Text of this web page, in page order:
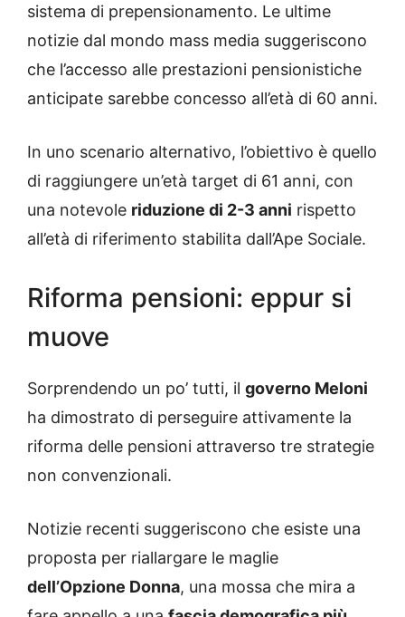
sistema di prepensionamento. Le ultime
notizie dal mondo mass media suggeriscono
che l’accesso alle prestazioni pensionistiche
anticipate sarebbe concesso all’età di 60 anni.
In uno scenario alternativo, l’obiettivo è quello
di raggiungere un’età target di 61 anni, con
una notevole riduzione di 2-3 anni rispetto
all’età di riferimento stabilita dall’Ape Sociale.
Riforma pensioni: eppur si
muove
Sorprendendo un po’ tutti, il governo Meloni
ha dimostrato di perseguire attivamente la
riforma delle pensioni attraverso tre strategie
non convenzionali.
Notizie recenti suggeriscono che esiste una
proposta per riallargare le maglie
dell’Opzione Donna, una mossa che mira a